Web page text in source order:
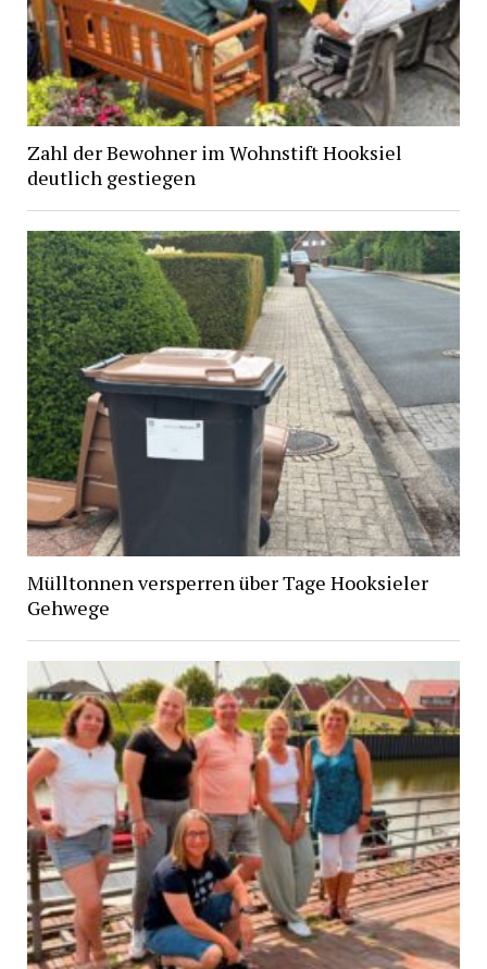
Zahl der Bewohner im Wohnstift Hooksiel
deutlich gestiegen
Mülltonnen versperren über Tage Hooksieler
Gehwege